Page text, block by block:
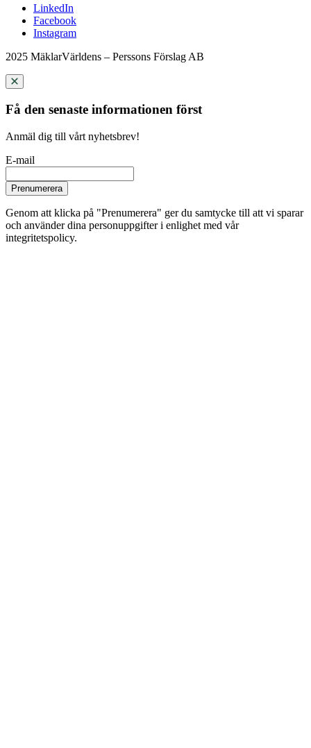
LinkedIn
Facebook
Instagram
2025 MäklarVärldens – Perssons Förslag AB
Få den senaste informationen först
Anmäl dig till vårt nyhetsbrev!
E-mail
Prenumerera
Genom att klicka på "Prenumerera" ger du samtycke till att vi sparar
och använder dina personuppgifter i enlighet med vår
integritetspolicy.